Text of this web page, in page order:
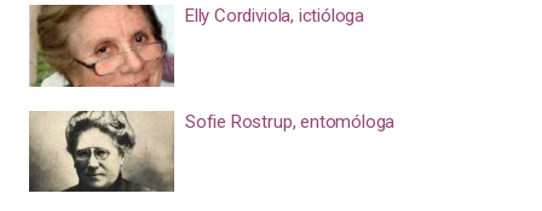
Elly Cordiviola, ictióloga
Sofie Rostrup, entomóloga